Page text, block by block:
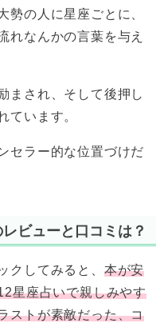
勢の人に星座ごとに、
れなんかの言葉を与え
まされ、そして後押し
ています。
セラー的な位置づけだ
ビューと口コミは？
クしてみると、 本が安
星座占いで親しみやす
ストが素敵だった、コ